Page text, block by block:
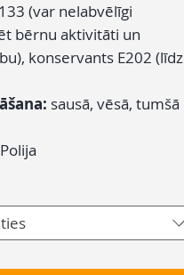
(var nelabvēlīgi
bērnu aktivitāti un
konservants E202 (līdz
sausā, vēsā, tumšā
Polija